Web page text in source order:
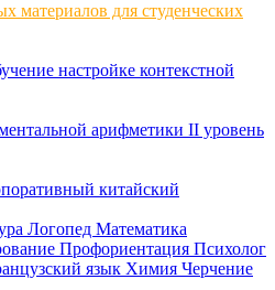
материалов для студенческих
настройке контекстной
арифметики II уровень
китайский
Логопед Математика
Профориентация Психолог
язык Химия Черчение